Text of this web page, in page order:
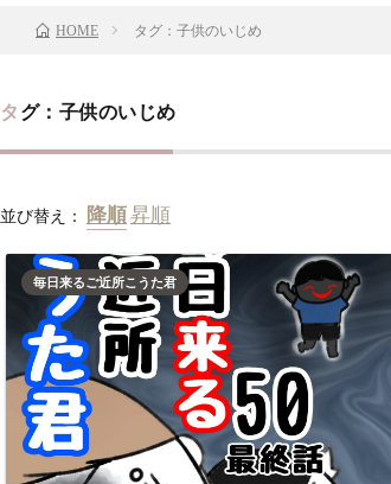
HOME タグ：子供のいじめ
タグ：子供のいじめ
並び替え：
毎日来るご近所こうた君